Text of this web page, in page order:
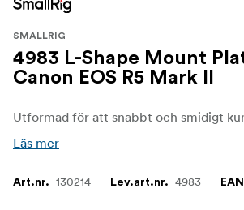
SMALLRIG
4983 L-Shape Mount
Canon EOS R5 Mark II
Läs mer
Art.nr. 130214 Lev.art.nr. 4983 EAN